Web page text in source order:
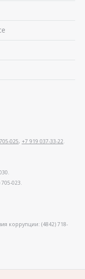
025, +7 919 037-33-22.
023.
коррупции: (4842) 718-